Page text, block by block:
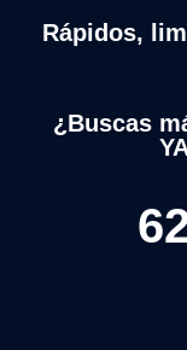
Rápidos,
¿Buscas